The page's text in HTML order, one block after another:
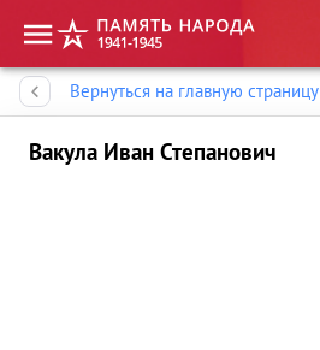
Вернуться на главную страницу
Вакула Иван Степанович
Память народа